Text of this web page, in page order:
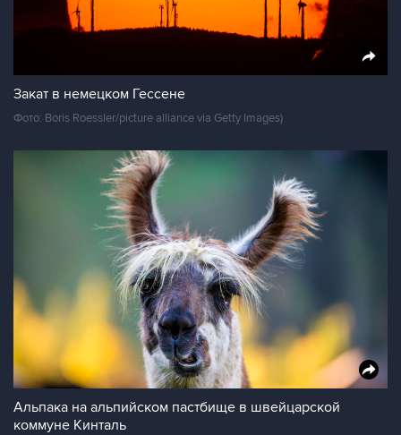
Закат в немецком Гессене
Фото: Boris Roessler/picture alliance via Getty Images)
Альпака на альпийском пастбище в швейцарской
коммуне Кинталь